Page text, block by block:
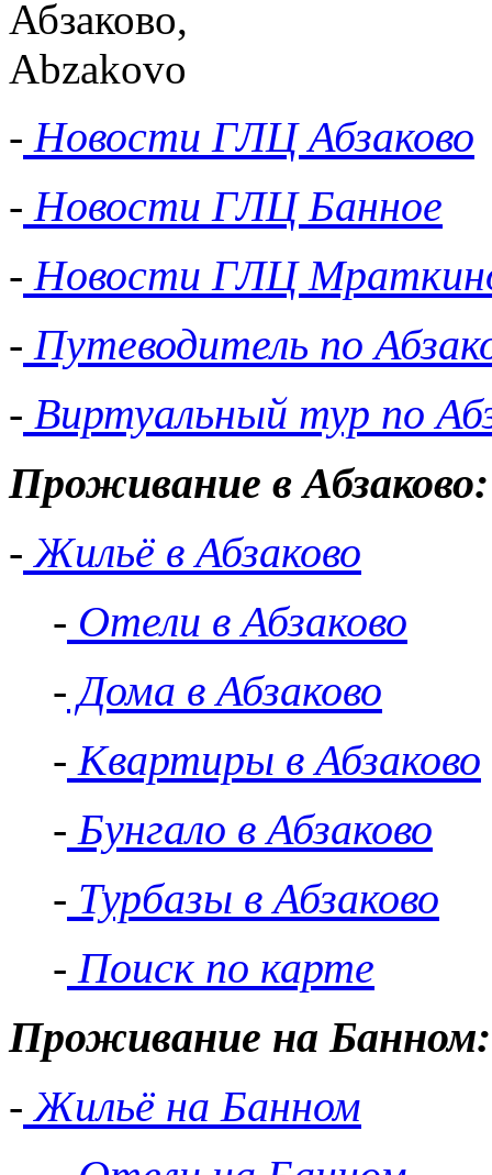
- Новости ГЛЦ Абзаково
- Новости ГЛЦ Банное
- Новости ГЛЦ
- Путеводитель по
- Виртуальный тур по
Проживание в Абзаково:
- Жильё в Абзаково
- Отели в Абзаково
- Дома в Абзаково
- Квартиры в Абзаково
- Бунгало в Абзаково
- Турбазы в Абзаково
- Поиск по карте
Проживание на Банном:
- Жильё на Банном